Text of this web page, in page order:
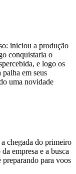
iniciou a produção
conquistaria o
e logo os
em seus
uma novidade
chegada do primeiro
empresa e a busca
preparando para voos